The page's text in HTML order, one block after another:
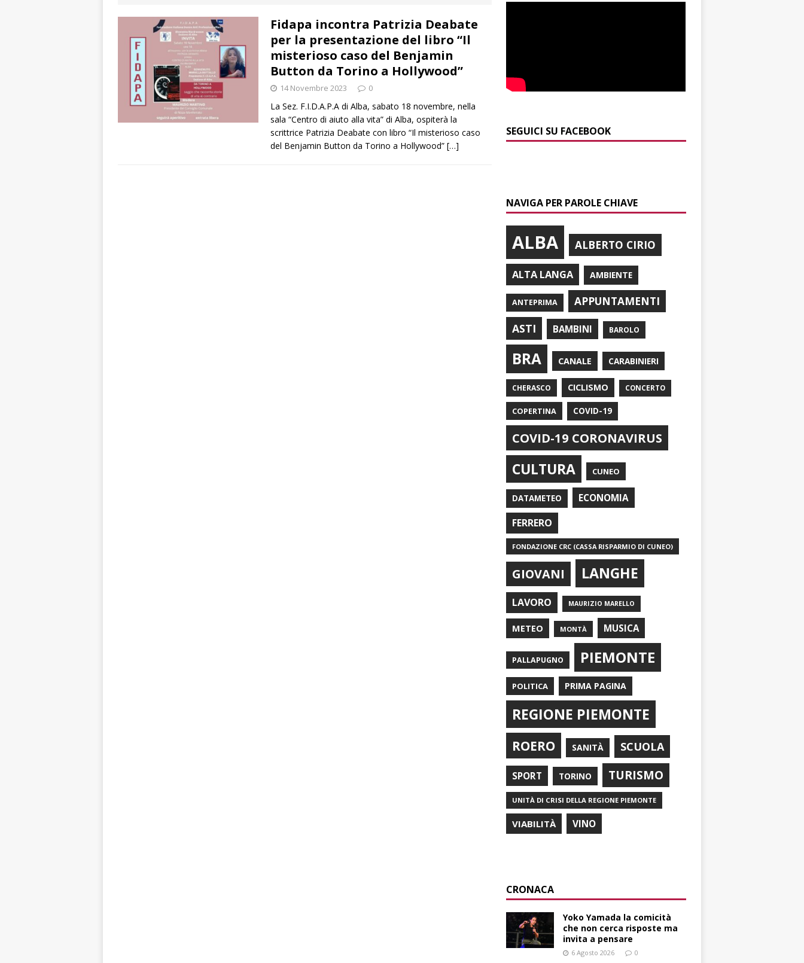
[ 5 Agosto 2026 ]
Ortofrutta, anche il Piemonte in crisi tra caldo e grandine
ALTRE NOTIZIE
[ 5 Agosto 2026 ]
Aib Piemonte in Calabria: prosegue la missione contro gli
incendi
ALTRE NOTIZIE
[ 5 Agosto 2026 ]
Sulla provinciale 661 tra Sanfrè e Bra nuova segnaletica per
aumentare la sicurezza
BRA
Serie D, secondo test per il Bra Calcio: sfida con la Sanremese
Fidapa incontra Patrizia Deabate
per la presentazione del libro “Il
misterioso caso del Benjamin
Button da Torino a Hollywood”
14 Novembre 2023 0
La Sez. F.I.D.A.P.A di Alba, sabato 18 novembre, nella
sala “Centro di aiuto alla vita” di Alba, ospiterà la
scrittrice Patrizia Deabate con libro “Il misterioso caso
del Benjamin Button da Torino a Hollywood” […]
SEGUICI SU FACEBOOK
NAVIGA PER PAROLE CHIAVE
ALBA ALBERTO CIRIO
ALTA LANGA AMBIENTE
ANTEPRIMA
APPUNTAMENTI
ASTI
BAMBINI BAROLO
BRA CANALE CARABINIERI
CHERASCO CICLISMO CONCERTO
COPERTINA COVID-19
COVID-19 CORONAVIRUS
CULTURA CUNEO
DATAMETEO ECONOMIA
FERRERO
FONDAZIONE CRC (CASSA RISPARMIO DI CUNEO)
GIOVANI LANGHE
LAVORO MAURIZIO MARELLO
METEO MONTÀ MUSICA
PALLAPUGNO PIEMONTE
POLITICA PRIMA PAGINA
REGIONE PIEMONTE
ROERO SANITÀ SCUOLA
SPORT TORINO TURISMO
UNITÀ DI CRISI DELLA REGIONE PIEMONTE
VIABILITÀ VINO
CRONACA
Yoko Yamada la comicità
che non cerca risposte ma
invita a pensare
6 Agosto 2026 0